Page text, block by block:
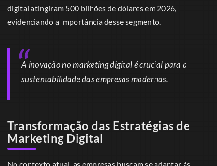
digital atingiram 500 bilhões de dólares em 2026,
evidenciando a importância desse segmento.
A inovação no marketing digital é crucial para a
sustentabilidade das empresas modernas.
Transformação das Estratégias de
Marketing Digital
No contexto atual, as empresas buscam se adaptar às